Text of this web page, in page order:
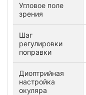
Угловое поле
зрения
Шаг
регулировки
поправки
Диоптрийная
настройка
окуляра